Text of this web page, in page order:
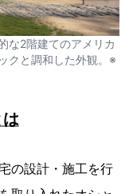
な2階建てのアメリカ
クと調和した外観。※
の設計・施工を行